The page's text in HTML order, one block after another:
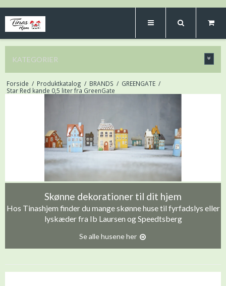
KATEGORIER
Forside / Produktkatalog / BRANDS / GREENGATE /
Star Red kande 0,5 liter fra GreenGate
Skønne dekorationer til dit hjem
Hos Tinashjem finder du mange skønne huse til fyrfadslys eller
lyskæder fra Ib Laursen og Speedtsberg
Se alle husene her